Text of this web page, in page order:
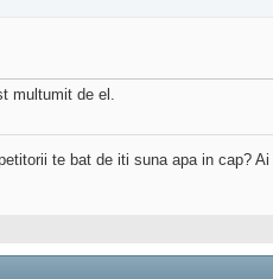
multumit de el.
te bat de iti suna apa in cap?